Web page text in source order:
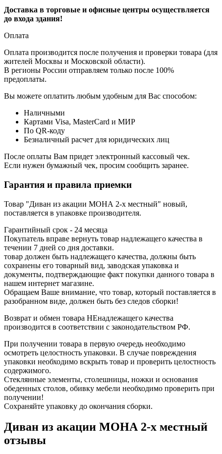
Доставка в торговые и офисные центры осуществляется
до входа здания!
Оплата
Оплата производится после получения и проверки товара (для
жителей Москвы и Московской области).
В регионы России отправляем только после 100%
предоплаты.
Вы можете оплатить любым удобным для Вас способом:
Наличными
Картами Visa, MasterCard и МИР
По QR-коду
Безналичный расчет для юридических лиц
После оплаты Вам придет электронный кассовый чек.
Если нужен бумажный чек, просим сообщить заранее.
Гарантия и правила приемки
Товар "Диван из акации МОНА 2-х местный" новый,
поставляется в упаковке производителя.
Гарантийный срок - 24 месяца
Покупатель вправе вернуть товар надлежащего качества в
течении 7 дней со дня доставки.
товар должен быть надлежащего качества, должны быть
сохранены его товарный вид, заводская упаковка и
документы, подтверждающие факт покупки данного товара в
нашем интернет магазине.
Обращаем Ваше внимание, что товар, который поставляется в
разобранном виде, должен быть без следов сборки!
Возврат и обмен товара НЕнадлежащего качества
производится в соответствии с законодательством РФ.
При получении товара в первую очередь необходимо
осмотреть целостность упаковки. В случае повреждения
упаковки необходимо вскрыть товар и проверить целостность
содержимого.
Стеклянные элементы, столешницы, ножки и основания
обеденных столов, обивку мебели необходимо проверить при
получении!
Сохраняйте упаковку до окончания сборки.
Диван из акации МОНА 2-х местный
отзывы